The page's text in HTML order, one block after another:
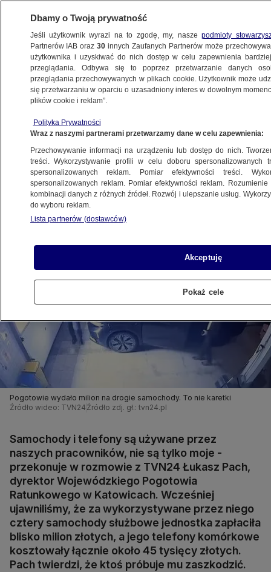
KATOWICE
Dyrektor pogotowia: to nie tylko moje
Oprac.Bartłomiej Plewnia
14.05.2026, 16:07
Posłuchaj artykułu
Czyta lektor AI
Pogotowie wydało milion na drogie samochody. To nie karetki
Źródło wideo: TVN24 Źródło zdj. gł.: tvn24.pl
Samochody i telefony są używane przez
naszych pracowników, nie są tylko moje -
przekonuje w rozmowie z TVN24 Łukasz Pach,
dyrektor Wojewódzkiego Pogotowia
Ratunkowego w Katowicach. Wcześniej
ujawniliśmy, że za wykorzystywane przez niego
cztery samochody służbowe jednostka zapłaciła
blisko milion złotych, a jego telefony komórkowe
kosztowały łącznie około 45 tysięcy złotych.
Pach twierdzi, że ktoś próbuje mu zaszkodzić.
Dbamy o Twoją prywatność
Jeśli użytkownik wyrazi na to zgodę, my, naszepodmioty
Partnerów IAB oraz30 innych Zaufanych Partnerów może
użytkownika i uzyskiwać do nich dostęp w celu zapewnienia
przeglądania. Odbywa się to poprzez przetwarzanie danych
przeglądania przechowywanych w plikach cookie. Użytkownik może
się przetwarzaniu w oparciu o uzasadniony interes w dowolnym
plików cookie i reklam”.
Polityka Prywatności
Wraz z naszymi partnerami przetwarzamy dane w celu zapewnienia:
Przechowywanie informacji na urządzeniu lub dostęp do nich.
treści. Wykorzystywanie profili w celu doboru spersonalizowanych
spersonalizowanych reklam. Pomiar efektywności treści.
spersonalizowanych reklam. Pomiar efektywności reklam.
kombinacji danych z różnych źródeł. Rozwój i ulepszanie usług.
do wyboru reklam.
Lista partnerów (dostawców)
Akceptuję
Pokaż cele